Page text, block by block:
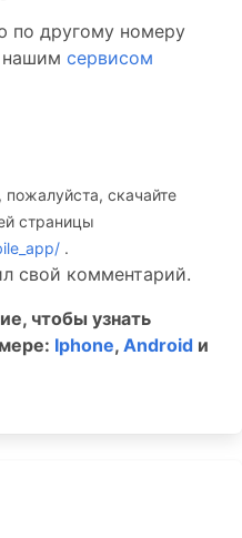
по другому номеру
нашим сервисом
скачайте
страницы
.
свой комментарий.
чтобы узнать
Iphone, Android и